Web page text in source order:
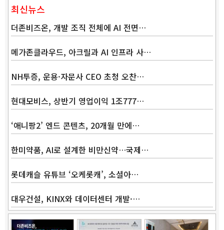
최신뉴스
더존비즈온, 개발 조직 전체에 AI 전면…
메가존클라우드, 아크릴과 AI 인프라 사…
NH투증, 운용·자문사 CEO 초청 오찬…
현대모비스, 상반기 영업이익 1조777…
‘애니팡2’ 엔드 콘텐츠, 20개월 만에…
한미약품, AI로 설계한 비만신약…국제…
롯데캐슬 유튜브 ‘오케롯캐’, 소셜아…
대우건설, KINX와 데이터센터 개발·…